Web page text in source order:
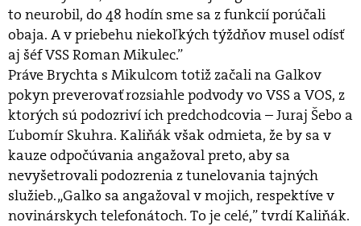
to neurobil, do 48 hodín sme sa z funkcií porúčali
obaja. A v priebehu niekoľkých týždňov musel odísť
aj šéf VSS Roman Mikulec.”
Práve Brychta s Mikulcom totiž začali na Galkov
pokyn preverovať rozsiahle podvody vo VSS a VOS, z
ktorých sú podozriví ich predchodcovia – Juraj Šebo a
Ľubomír Skuhra. Kaliňák však odmieta, že by sa v
kauze odpočúvania angažoval preto, aby sa
nevyšetrovali podozrenia z tunelovania tajných
služieb. „Galko sa angažoval v mojich, respektíve v
novinárskych telefonátoch. To je celé,” tvrdí Kaliňák.